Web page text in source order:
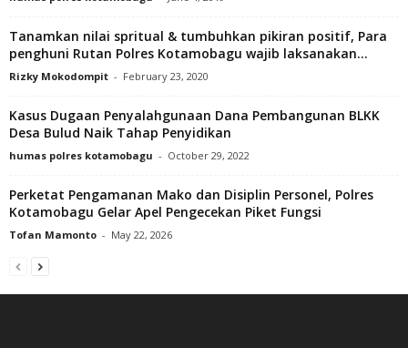
Tanamkan nilai spritual & tumbuhkan pikiran positif, Para
penghuni Rutan Polres Kotamobagu wajib laksanakan...
Rizky Mokodompit - February 23, 2020
Kasus Dugaan Penyalahgunaan Dana Pembangunan BLKK
Desa Bulud Naik Tahap Penyidikan
humas polres kotamobagu - October 29, 2022
Perketat Pengamanan Mako dan Disiplin Personel, Polres
Kotamobagu Gelar Apel Pengecekan Piket Fungsi
Tofan Mamonto - May 22, 2026